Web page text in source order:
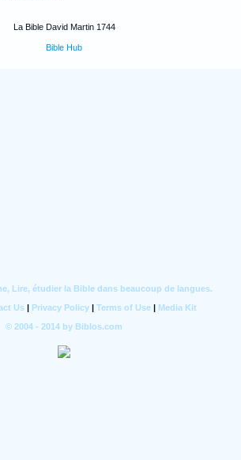
La Bible David Martin 1744
Bible Hub